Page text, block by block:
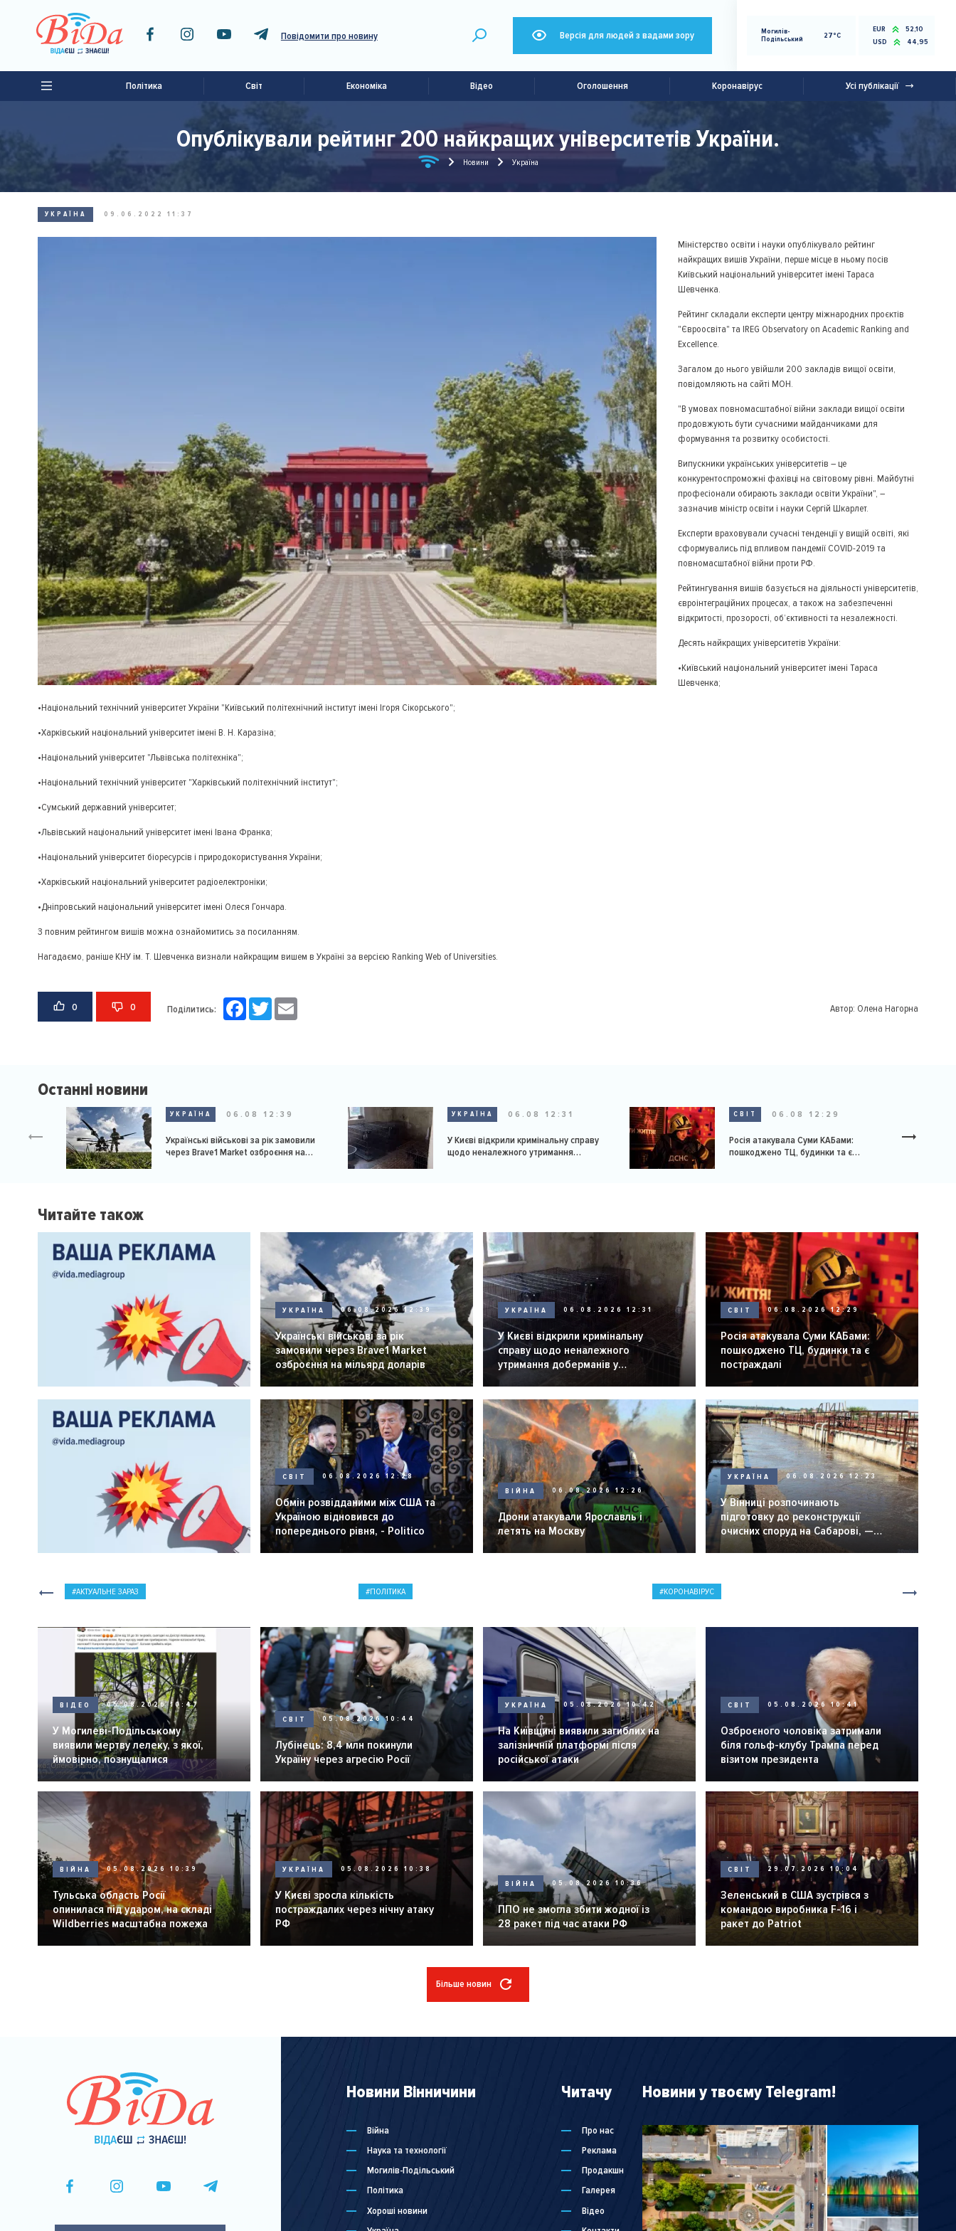
Повідомити про новину Версія для людей з вадами зору
Могилів-
Подільський
27°C
EUR
52,10
USD
44,95
Політика Світ Економіка Відео Оголошення Коронавірус Усі публікації
Опублікували рейтинг 200 найкращих університетів України.
Новини Україна
УКРАЇНА 09.06.2022 11:37
Міністерство освіти і науки опублікувало рейтинг
найкращих вишів України, перше місце в ньому посів
Київський національний університет імені Тараса
Шевченка.
Рейтинг складали експерти центру міжнародних проєктів
"Євроосвіта" та IREG Observatory on Academic Ranking and
Excellence.
Загалом до нього увійшли 200 закладів вищої освіти,
повідомляють на сайті МОН.
"В умовах повномасштабної війни заклади вищої освіти
продовжують бути сучасними майданчиками для
формування та розвитку особистості.
Випускники українських університетів – це
конкурентоспроможні фахівці на світовому рівні. Майбутні
професіонали обирають заклади освіти України", –
зазначив міністр освіти і науки Сергій Шкарлет.
Експерти враховували сучасні тенденції у вищій освіті, які
сформувались під впливом пандемії COVID-2019 та
повномасштабної війни проти РФ.
Рейтингування вишів базується на діяльності університетів,
євроінтеграційних процесах, а також на забезпеченні
відкритості, прозорості, об’єктивності та незалежності.
Десять найкращих університетів України:
•Київський національний університет імені Тараса
Шевченка;
•Національний технічний університет України "Київський політехнічний інститут імені Ігоря Сікорського";
•Харківський національний університет імені В. Н. Каразіна;
•Національний університет "Львівська політехніка";
•Національний технічний університет "Харківський політехнічний інститут";
•Сумський державний університет;
•Львівський національний університет імені Івана Франка;
•Національний університет біоресурсів і природокористування України;
•Харківський національний університет радіоелектроніки;
•Дніпровський національний університет імені Олеся Гончара.
З повним рейтингом вишів можна ознайомитись за посиланням.
Нагадаємо, раніше КНУ ім. Т. Шевченка визнали найкращим вишем в Україні за версією Ranking Web of Universities.
0 0 Поділитись: FacebookTwitter Автор: Олена Нагорна
Останні новини
УКРАЇНА 06.08 12:39
Українські військові за рік замовили
через Brave1 Market озброєння на
УКРАЇНА 06.08 12:31
У Києві відкрили кримінальну справу
щодо неналежного утримання
СВІТ 06.08 12:29
Росія атакувала Суми КАБами:
пошкоджено ТЦ, будинки та є
Читайте також
УКРАЇНА 06.08.2026 12:39
Українські військові за рік
замовили через Brave1 Market
озброєння на мільярд доларів
УКРАЇНА 06.08.2026 12:31
У Києві відкрили кримінальну
справу щодо неналежного
утримання доберманів у
розпліднику
СВІТ 06.08.2026 12:29
Росія атакувала Суми КАБами:
пошкоджено ТЦ, будинки та є
постраждалі
СВІТ 06.08.2026 12:28
Обмін розвідданими між США та
Україною відновився до
попереднього рівня, - Politico
ВІЙНА 06.08.2026 12:26
Дрони атакували Ярославль і
летять на Москву
УКРАЇНА 06.08.2026 12:23
У Вінниці розпочинають
підготовку до реконструкції
очисних споруд на Сабарові, —
мер Вінниці.
АКТУАЛЬНЕ ЗАРАЗ ПОЛІТИКА КОРОНАВІРУС
ВІДЕО 05.08.2026 10:47
У Могилеві-Подільському
виявили мертву лелеку, з якої,
ймовірно, познущалися
СВІТ 05.08.2026 10:44
Лубінець: 8,4 млн покинули
Україну через агресію Росії
УКРАЇНА 05.08.2026 10:42
На Київщині виявили загиблих на
залізничній платформі після
російської атаки
СВІТ 05.08.2026 10:41
Озброєного чоловіка затримали
біля гольф-клубу Трампа перед
візитом президента
ВІЙНА 05.08.2026 10:39
Тульська область Росії
опинилася під ударом, на складі
Wildberries масштабна пожежа
УКРАЇНА 05.08.2026 10:38
У Києві зросла кількість
постраждалих через нічну атаку
РФ
ВІЙНА 05.08.2026 10:36
ППО не змогла збити жодної із
28 ракет під час атаки РФ
СВІТ 29.07.2026 10:04
Зеленський в США зустрівся з
командою виробника F-16 і
ракет до Patriot
Більше новин
Новини Вінничини
Війна
Наука та технології
Могилів-Подільський
Політика
Хороші новини
Читачу
Про нас
Реклама
Продакшн
Галерея
Відео
Новини у твоєму Telegram!